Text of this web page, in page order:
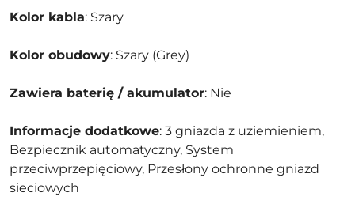
Kolor kabla: Szary
Kolor obudowy: Szary (Grey)
Zawiera baterię / akumulator: Nie
Informacje dodatkowe: 3 gniazda z uziemieniem,
Bezpiecznik automatyczny, System
przeciwprzepięciowy, Przesłony ochronne gniazd
sieciowych